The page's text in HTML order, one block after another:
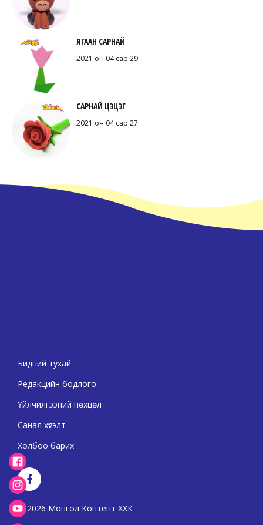
ЯГААН САРНАЙ
2021 он 04 сар 29
САРНАЙ ЦЭЦЭГ
2021 он 04 сар 27
Бидний тухай
Редакцийн бодлого
Үйлчилгээний нөхцөл
Санал хүсэлт
Холбоо барих
2026 Монгол Контент ХХК